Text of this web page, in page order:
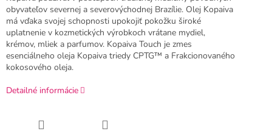
obyvateľov severnej a severovýchodnej Brazílie. Olej Kopaiva
má vďaka svojej schopnosti upokojiť pokožku široké
uplatnenie v kozmetických výrobkoch vrátane mydiel,
krémov, mliek a parfumov. Kopaiva Touch je zmes
esenciálneho oleja Kopaiva triedy CPTG™ a Frakcionovaného
kokosového oleja.
Detailné informácie